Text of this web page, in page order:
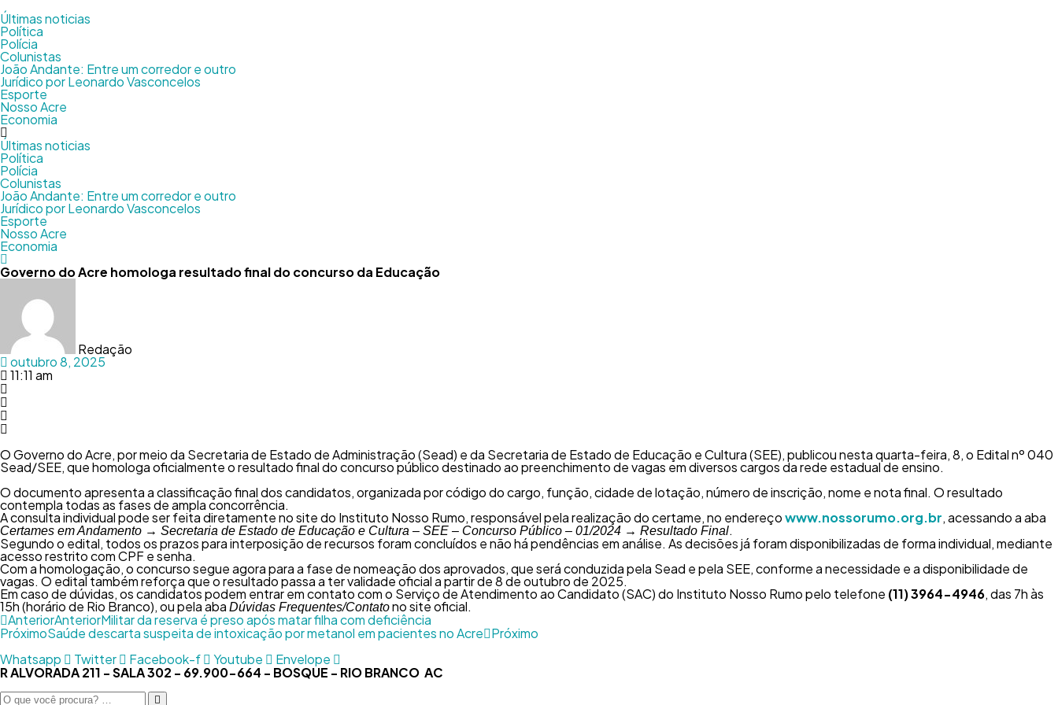
Últimas noticias
Política
Polícia
Colunistas
João Andante: Entre um corredor e outro
Jurídico por Leonardo Vasconcelos
Esporte
Nosso Acre
Economia
Últimas noticias
Política
Polícia
Colunistas
João Andante: Entre um corredor e outro
Jurídico por Leonardo Vasconcelos
Esporte
Nosso Acre
Economia
Governo do Acre homologa resultado final do concurso da Educação
Redação
outubro 8, 2025
11:11 am
O Governo do Acre, por meio da Secretaria de Estado de Administração (Sead) e da Secretaria de Estado de Educação e Cultura (SEE), publicou nesta quarta-feira, 8, o Edital nº 040
Sead/SEE, que homologa oficialmente o resultado final do concurso público destinado ao preenchimento de vagas em diversos cargos da rede estadual de ensino.
O documento apresenta a classificação final dos candidatos, organizada por código do cargo, função, cidade de lotação, número de inscrição, nome e nota final. O resultado
contempla todas as fases de ampla concorrência.
A consulta individual pode ser feita diretamente no site do Instituto Nosso Rumo, responsável pela realização do certame, no endereçowww.nossorumo.org.br, acessando a aba
Certames em Andamento → Secretaria de Estado de Educação e Cultura – SEE – Concurso Público – 01/2024 → Resultado Final.
Segundo o edital, todos os prazos para interposição de recursos foram concluídos e não há pendências em análise. As decisões já foram disponibilizadas de forma individual, mediante
acesso restrito com CPF e senha.
Com a homologação, o concurso segue agora para a fase de nomeação dos aprovados, que será conduzida pela Sead e pela SEE, conforme a necessidade e a disponibilidade de
vagas. O edital também reforça que o resultado passa a ter validade oficial a partir de 8 de outubro de 2025.
Em caso de dúvidas, os candidatos podem entrar em contato com o Serviço de Atendimento ao Candidato (SAC) do Instituto Nosso Rumo pelo telefone (11) 3964-4946, das 7h às
15h (horário de Rio Branco), ou pela aba Dúvidas Frequentes/Contatono site oficial.
AnteriorAnteriorMilitar da reserva é preso após matar filha com deficiência
PróximoSaúde descarta suspeita de intoxicação por metanol em pacientes no Acre Próximo
Whatsapp
Twitter Facebook-f Youtube
Envelope
R ALVORADA 211 - SALA 302 - 69.900-664 - BOSQUE - RIO BRANCO AC